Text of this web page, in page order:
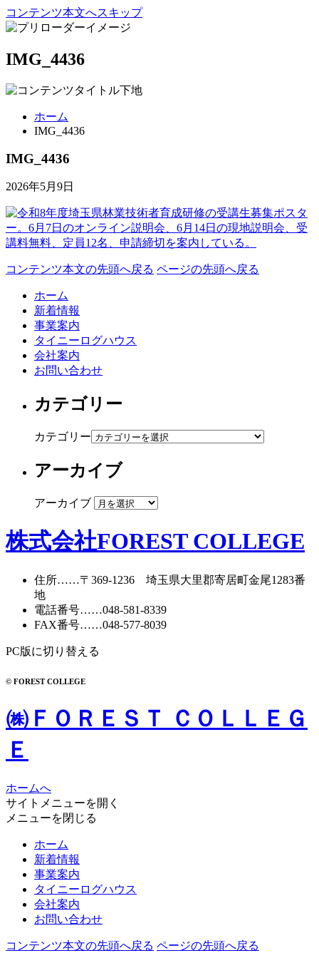
コンテンツ本文へスキップ
IMG_4436
ホーム
IMG_4436
IMG_4436
2026年5月9日
コンテンツ本文の先頭へ戻る ページの先頭へ戻る
ホーム
新着情報
事業案内
タイニーログハウス
会社案内
お問い合わせ
カテゴリー
カテゴリー
アーカイブ
アーカイブ
株式会社FOREST COLLEGE
住所……〒369-1236 埼玉県大里郡寄居町金尾1283番
地
電話番号……048-581-8339
FAX番号……048-577-8039
PC版に切り替える
© FOREST COLLEGE
㈱ＦＯＲＥＳＴ ＣＯＬＬＥＧ
Ｅ
ホームへ
サイトメニューを開く
メニューを閉じる
ホーム
新着情報
事業案内
タイニーログハウス
会社案内
お問い合わせ
コンテンツ本文の先頭へ戻る ページの先頭へ戻る